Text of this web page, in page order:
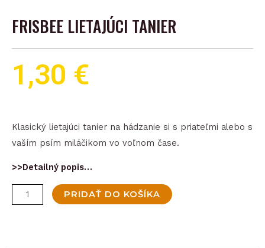
FRISBEE LIETAJÚCI TANIER
1,30 €
Klasický lietajúci tanier na hádzanie si s priateľmi alebo s
vaším psím miláčikom vo voľnom čase.
>>Detailný popis…
množstvo
Frisbee
PRIDAŤ DO KOŠÍKA